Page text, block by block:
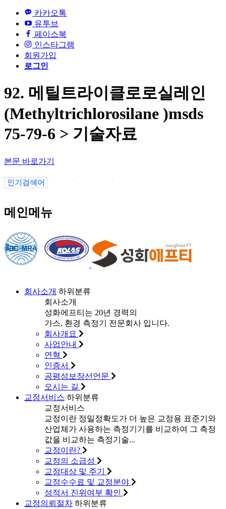
카카오톡
유투브
페이스북
인스타그램
회원가입
로그인
92. 메틸트라이클로로실레인
(Methyltrichlorosilane )msds
75-79-6 > 기술자료
본문 바로가기
인기검색어
메인메뉴
회사소개 하위분류
회사소개
성화에프티는 20년 경력의
가스, 환경 측정기 전문회사 입니다.
회사개요
사업안내
연혁
인증서
공평성보장선언문
오시는 길
교정서비스 하위분류
교정서비스
교정이란 정밀정확도가 더 높은 교정용 표준기와
산업체가 사용하는 측정기기를 비교하여 그 측정
값을 비교하는 측정기술...
교정이란?
교정의 소급성
교정대상 및 주기
교정수수료 및 교정분야
성적서 진위여부 확인
교정의뢰절차 하위분류